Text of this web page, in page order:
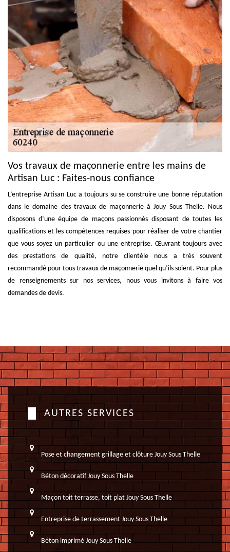
Vos travaux de maçonnerie entre les mains de
Artisan Luc : Faites-nous confiance
L’entreprise Artisan Luc a toujours su se construire une bonne réputation
dans le domaine des travaux de maçonnerie à Jouy Sous Thelle. Nous
disposons d’une équipe de maçons passionnés disposant de toutes les
qualifications et les compétences requises pour réaliser de votre chantier
que vous soyez un particulier ou une entreprise. Œuvrant toujours avec
des prestations de qualité, notre clientèle nous a très souvent
recommandé pour tous travaux de maçonnerie quel qu’ils soient. Pour plus
de renseignements sur nos services, nous vous invitons à faire vos
demandes de devis.
AUTRES SERVICES
Pose et changement grillage et clôture Jouy Sous Thelle
Béton décoratif Jouy Sous Thelle
Maçon toit terrasse, toit plat Jouy Sous Thelle
Entreprise de terrassement Jouy Sous Thelle
Béton imprimé Jouy Sous Thelle